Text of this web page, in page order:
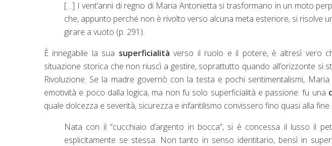
[…] I vent’anni di regno di Maria Antonietta si trasformano in un moto
che, appunto perché non è rivolto verso alcuna meta esteriore, si risolve
girare a vuoto (p. 291).
È innegabile la sua superficialità verso il ruolo e il potere, è altresì vero
situazione storica che non riuscì a gestire, soprattutto quando all’orizzonte si
Rivoluzione. Se la madre governò con la testa e pochi sentimentalismi,
emotività e poco dalla logica, ma non fu solo superficialità e passione: fu una
quale dolcezza e severità, sicurezza e infantilismo convissero fino quasi alla fine.
Nata con il “cucchiaio d’argento in bocca”, si è concessa il lusso il
esplicitamente se stessa. Non tanto in senso identitario, bensì in